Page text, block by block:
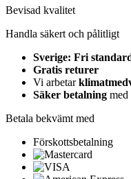
Bevisad kvalitet
Handla säkert och pålitligt
Sverige: Fri
Gratis returer
Vi arbetar
Säker betalning
Betala bekvämt med
Förskottsbetalning